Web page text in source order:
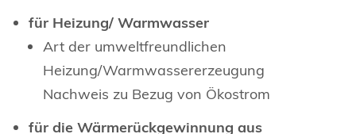
für Heizung/ Warmwasser
Art der umweltfreundlichen
Heizung/Warmwassererzeugung
Nachweis zu Bezug von Ökostrom
für die Wärmerückgewinnung aus